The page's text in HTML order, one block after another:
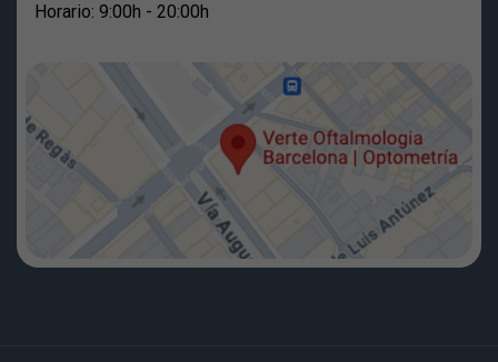
Horario: 9:00h - 20:00h